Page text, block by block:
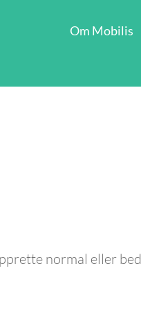
Om Mobilis
normal eller